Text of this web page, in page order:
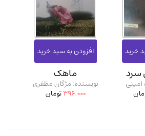
امینی
ماهک
نویسنده: مژگان مظفری
396,000تومان